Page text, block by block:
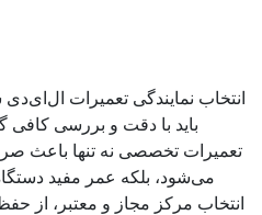
انتخاب نمایندگی تعمیرات
باید با دقت و بررسی
تعمیرات تخصصی نه تنها باعث
می‌شود، بلکه عمر مفید
انتخاب مرکز مجاز و معتبر، از